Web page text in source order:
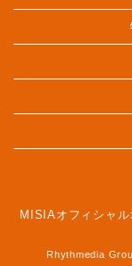
MISIAオフィシャ
Rhythmedia